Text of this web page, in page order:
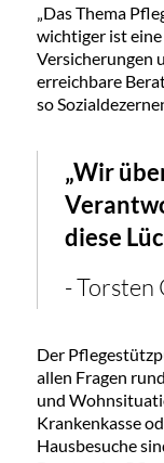
„Das Thema
wichtiger ist
Versicherungen
erreichbare
so
„Wir
diese
- Torsten
Der
allen Fragen
und
Krankenkasse
Hausbesuche